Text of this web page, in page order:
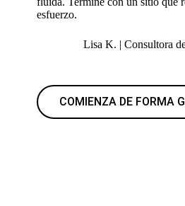
esfuerzo.
Lisa K. | Consultora
COMIENZA DE FORMA